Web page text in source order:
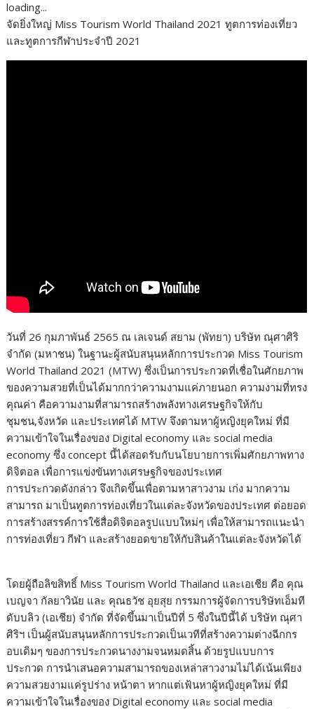
e
b
o
itt
er
k
e
dI
e p
Li
ar
loading...
จัดยิ่งใหญ่ Miss Tourism World Thailand 2021 ทูตการท่องเที่ยว
และทูตการกีฬาประจำปี 2021
วันที่ 26 กุมภาพันธ์ 2565 ณ เลเจนด์ สยาม (พัทยา) บริษัท ณุศาศิริ
จำกัด (มหาชน) ในฐานะผู้สนับสนุนหลักการประกวด Miss Tourism
World Thailand 2021 (MTW) ซึ่งเป็นการประกวดที่เชื่อในศักยภาพ
ของความสวยที่เป็นได้มากกว่าความงามแค่ภายนอก ความงามที่ทรง
คุณค่า คือความงามที่สามารถสร้างพลังทางเศรษฐกิจให้กับ
ชุมชน,จังหวัด และประเทศได้ MTW จึงตามหาผู้หญิงยุคใหม่ ที่มี
ความเข้าใจในเรื่องของ Digital economy และ social media
economy ซึ่ง concept นี้ได้สอดรับกับนโยบายการเพิ่มศักยภาพทาง
ดิจิตอล เพื่อการแข่งขันทางเศรษฐกิจของประเทศ
การประกวดดังกล่าว จึงเกิดขึ้นเพื่อตามหาสาวงาม เก่ง มากความ
สามารถ มาเป็นทูตการท่องเที่ยวในแต่ละจังหวัดของประเทศ ต่อยอด
การสร้างสรรค์การใช้สื่อดิจิตอลรูปแบบใหม่ๆ เพื่อให้สามารถแนะนำ
การท่องเที่ยว กีฬา และสร้างยอดขายให้กับสินค้าในแต่ละจังหวัดได้
โดยผู้ถือลิขสิทธิ์ Miss Tourism World Thailand และเอเชีย คือ คุณ
เบญจา กัลยาวินัย และ คุณธวัช อุยสุย กรรมการผู้จัดการบริษัทเอ็มที
ดับบลิว (เอเชีย) จำกัด ที่จัดขึ้นมาเป็นปีที่ 5 ซึ่งในปีนี้ได้ บริษัท ณุศา
ศิริฯ เป็นผู้สนับสนุนหลักการประกวดเป็นเวทีที่สร้างความต่างฉีกกร
อบเดิมๆ ของการประกวดนางงามจนหมดสิ้น ด้วยรูปแบบการ
ประกวด การนำเสนอความสามารถของเหล่าสาวงามไม่ได้เน้นเพียง
ความสวยงามแค่รูปร่าง หน้าตา หากแต่เฟ้นหาผู้หญิงยุคใหม่ ที่มี
ความเข้าใจในเรื่องของ Digital economy และ social media